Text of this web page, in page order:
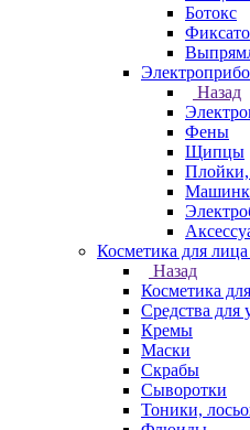
Ботокс
Назад
Фены
Щипцы
Косметика для лица
Назад
Косметика
Средства для
Кремы
Маски
Скрабы
Сыворотки
Тоники,